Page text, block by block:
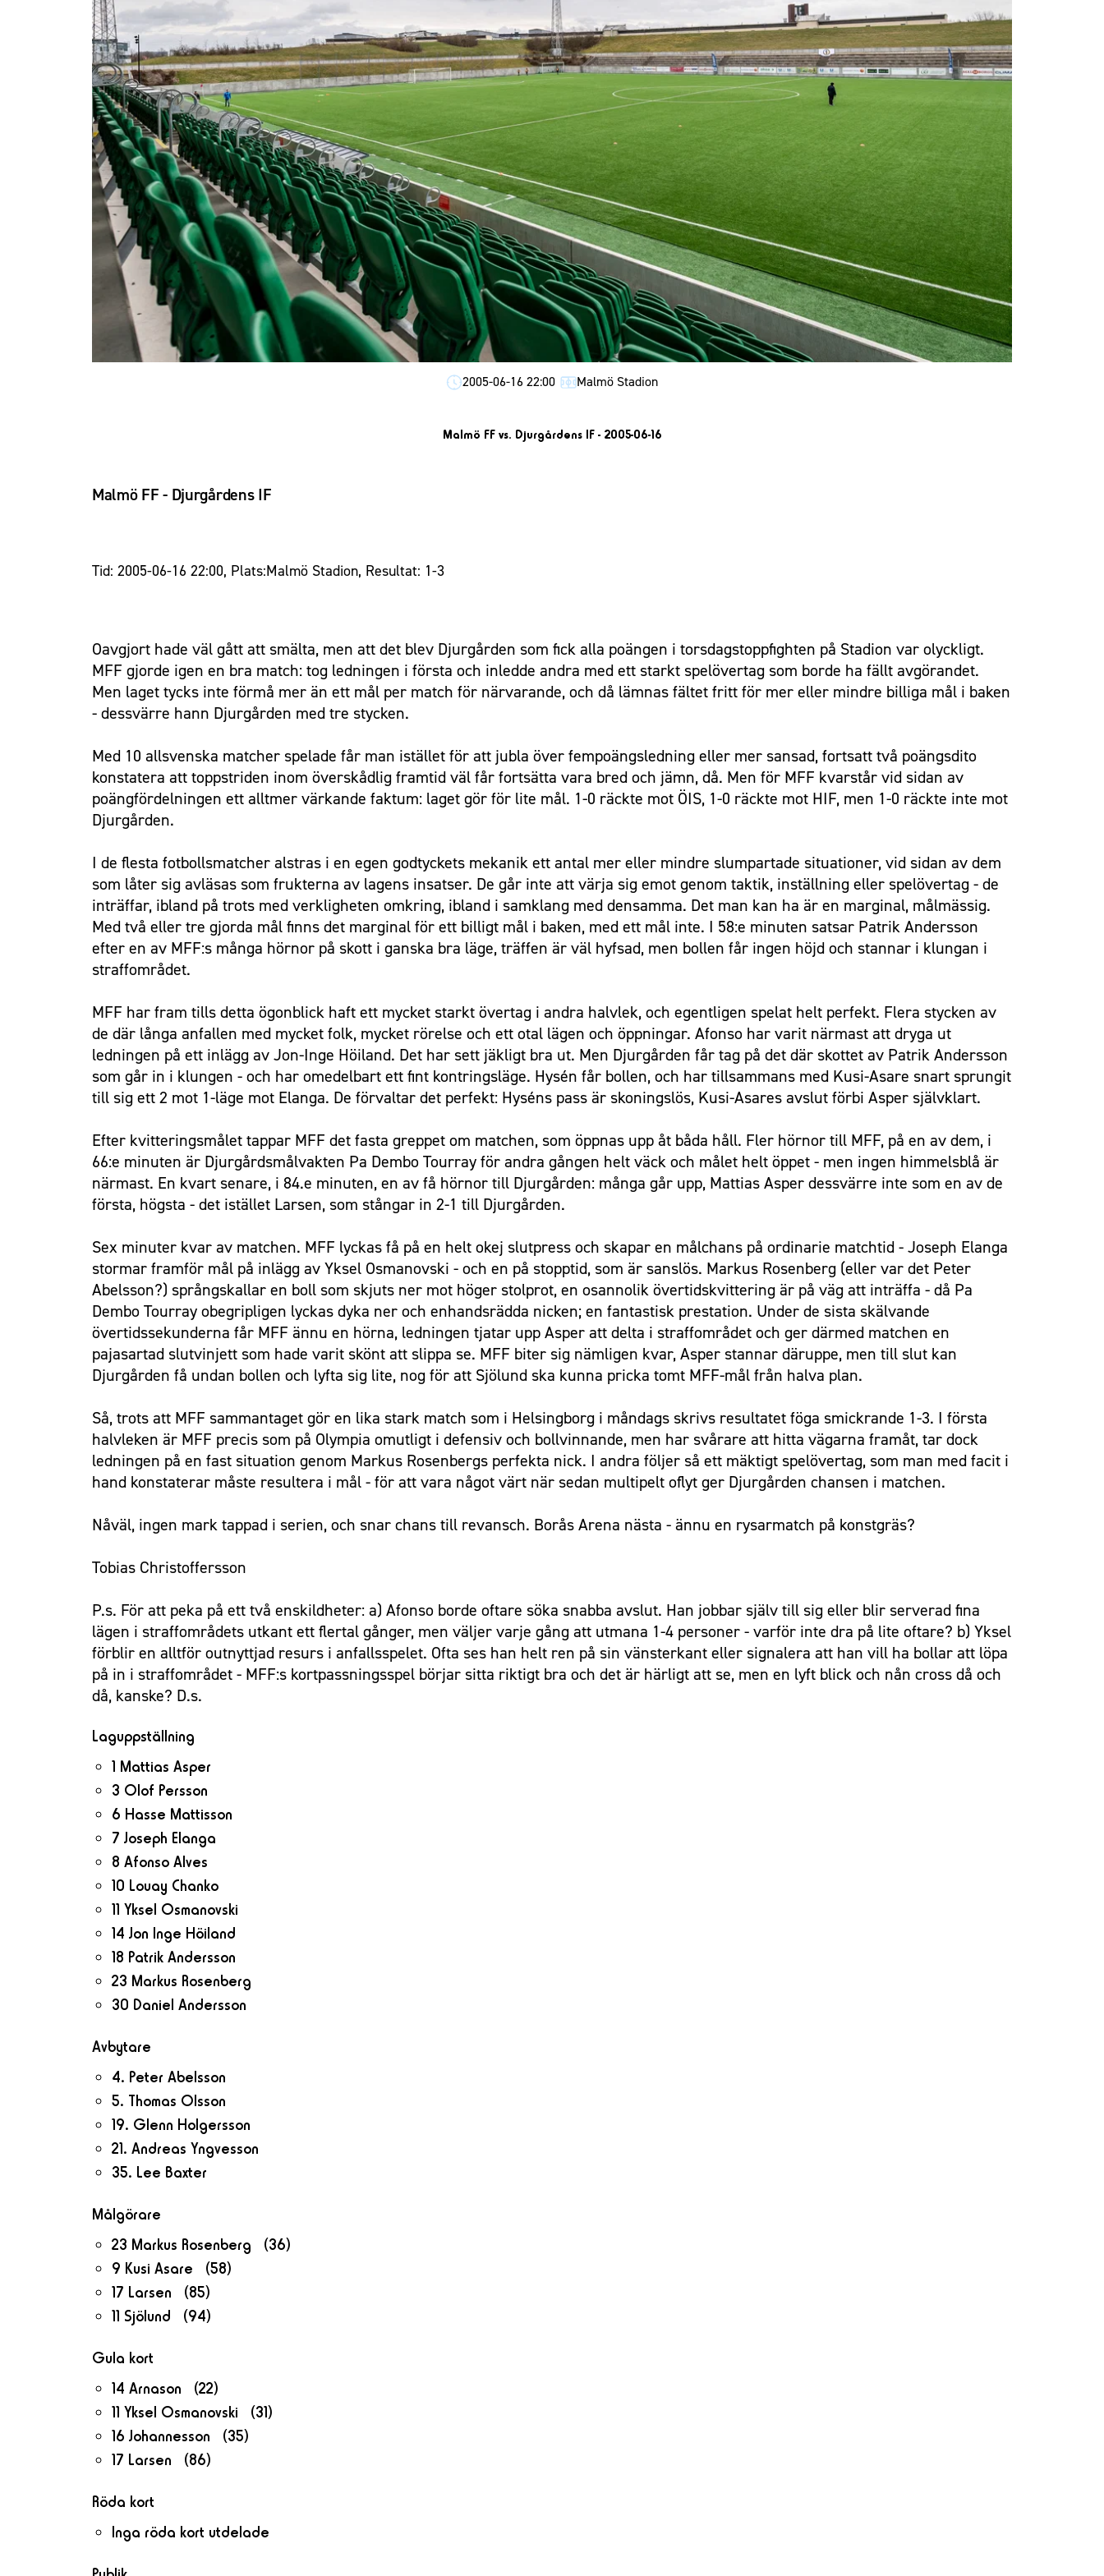
Om Malmö FF
Malmö FF vs. Djurgårdens IF - 2005-06-16
2005-06-16 22:00 Malmö Stadion
Malmö FF - Djurgårdens IF
Tid: 2005-06-16 22:00, Plats:Malmö Stadion, Resultat: 1-3
Oavgjort hade väl gått att smälta, men att det blev Djurgården som fick alla poängen i torsdagstoppfighten på Stadion var olyckligt.
MFF gjorde igen en bra match: tog ledningen i första och inledde andra med ett starkt spelövertag som borde ha fällt avgörandet.
Men laget tycks inte förmå mer än ett mål per match för närvarande, och då lämnas fältet fritt för mer eller mindre billiga mål i baken
- dessvärre hann Djurgården med tre stycken.
Med 10 allsvenska matcher spelade får man istället för att jubla över fempoängsledning eller mer sansad, fortsatt två poängsdito
konstatera att toppstriden inom överskådlig framtid väl får fortsätta vara bred och jämn, då. Men för MFF kvarstår vid sidan av
poängfördelningen ett alltmer värkande faktum: laget gör för lite mål. 1-0 räckte mot ÖIS, 1-0 räckte mot HIF, men 1-0 räckte inte mot
Djurgården.
I de flesta fotbollsmatcher alstras i en egen godtyckets mekanik ett antal mer eller mindre slumpartade situationer, vid sidan av dem
som låter sig avläsas som frukterna av lagens insatser. De går inte att värja sig emot genom taktik, inställning eller spelövertag - de
inträffar, ibland på trots med verkligheten omkring, ibland i samklang med densamma. Det man kan ha är en marginal, målmässig.
Med två eller tre gjorda mål finns det marginal för ett billigt mål i baken, med ett mål inte. I 58:e minuten satsar Patrik Andersson
efter en av MFF:s många hörnor på skott i ganska bra läge, träffen är väl hyfsad, men bollen får ingen höjd och stannar i klungan i
straffområdet.
MFF har fram tills detta ögonblick haft ett mycket starkt övertag i andra halvlek, och egentligen spelat helt perfekt. Flera stycken av
de där långa anfallen med mycket folk, mycket rörelse och ett otal lägen och öppningar. Afonso har varit närmast att dryga ut
ledningen på ett inlägg av Jon-Inge Höiland. Det har sett jäkligt bra ut. Men Djurgården får tag på det där skottet av Patrik Andersson
som går in i klungen - och har omedelbart ett fint kontringsläge. Hysén får bollen, och har tillsammans med Kusi-Asare snart sprungit
till sig ett 2 mot 1-läge mot Elanga. De förvaltar det perfekt: Hyséns pass är skoningslös, Kusi-Asares avslut förbi Asper självklart.
Efter kvitteringsmålet tappar MFF det fasta greppet om matchen, som öppnas upp åt båda håll. Fler hörnor till MFF, på en av dem, i
66:e minuten är Djurgårdsmålvakten Pa Dembo Tourray för andra gången helt väck och målet helt öppet - men ingen himmelsblå är
närmast. En kvart senare, i 84.e minuten, en av få hörnor till Djurgården: många går upp, Mattias Asper dessvärre inte som en av de
första, högsta - det istället Larsen, som stångar in 2-1 till Djurgården.
Sex minuter kvar av matchen. MFF lyckas få på en helt okej slutpress och skapar en målchans på ordinarie matchtid - Joseph Elanga
stormar framför mål på inlägg av Yksel Osmanovski - och en på stopptid, som är sanslös. Markus Rosenberg (eller var det Peter
Abelsson?) språngskallar en boll som skjuts ner mot höger stolprot, en osannolik övertidskvittering är på väg att inträffa - då Pa
Dembo Tourray obegripligen lyckas dyka ner och enhandsrädda nicken; en fantastisk prestation. Under de sista skälvande
övertidssekunderna får MFF ännu en hörna, ledningen tjatar upp Asper att delta i straffområdet och ger därmed matchen en
pajasartad slutvinjett som hade varit skönt att slippa se. MFF biter sig nämligen kvar, Asper stannar däruppe, men till slut kan
Djurgården få undan bollen och lyfta sig lite, nog för att Sjölund ska kunna pricka tomt MFF-mål från halva plan.
Så, trots att MFF sammantaget gör en lika stark match som i Helsingborg i måndags skrivs resultatet föga smickrande 1-3. I första
halvleken är MFF precis som på Olympia omutligt i defensiv och bollvinnande, men har svårare att hitta vägarna framåt, tar dock
ledningen på en fast situation genom Markus Rosenbergs perfekta nick. I andra följer så ett mäktigt spelövertag, som man med facit i
hand konstaterar måste resultera i mål - för att vara något värt när sedan multipelt oflyt ger Djurgården chansen i matchen.
Nåväl, ingen mark tappad i serien, och snar chans till revansch. Borås Arena nästa - ännu en rysarmatch på konstgräs?
Tobias Christoffersson
P.s. För att peka på ett två enskildheter: a) Afonso borde oftare söka snabba avslut. Han jobbar själv till sig eller blir serverad fina
lägen i straffområdets utkant ett flertal gånger, men väljer varje gång att utmana 1-4 personer - varför inte dra på lite oftare? b) Yksel
förblir en alltför outnyttjad resurs i anfallsspelet. Ofta ses han helt ren på sin vänsterkant eller signalera att han vill ha bollar att löpa
på in i straffområdet - MFF:s kortpassningsspel börjar sitta riktigt bra och det är härligt att se, men en lyft blick och nån cross då och
då, kanske? D.s.
Laguppställning
1 Mattias Asper
3 Olof Persson
6 Hasse Mattisson
7 Joseph Elanga
8 Afonso Alves
10 Louay Chanko
11 Yksel Osmanovski
14 Jon Inge Höiland
18 Patrik Andersson
23 Markus Rosenberg
30 Daniel Andersson
Avbytare
4. Peter Abelsson
5. Thomas Olsson
19. Glenn Holgersson
21. Andreas Yngvesson
35. Lee Baxter
Målgörare
23 Markus Rosenberg (36)
9 Kusi Asare (58)
17 Larsen (85)
11 Sjölund (94)
Gula kort
14 Arnason (22)
11 Yksel Osmanovski (31)
16 Johannesson (35)
17 Larsen (86)
Röda kort
Inga röda kort utdelade